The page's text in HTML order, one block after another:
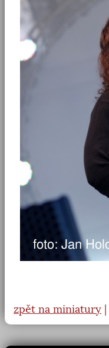
zpět na miniatury